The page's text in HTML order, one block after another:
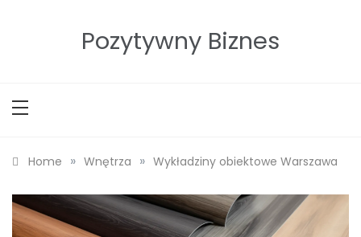
Pozytywny Biznes
Home » Wnętrza » Wykładziny obiektowe Warszawa